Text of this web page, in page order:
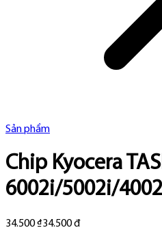
Sản phẩm
Chip Kyocera
6002i/5002i/
34.500 ₫34.500 đ